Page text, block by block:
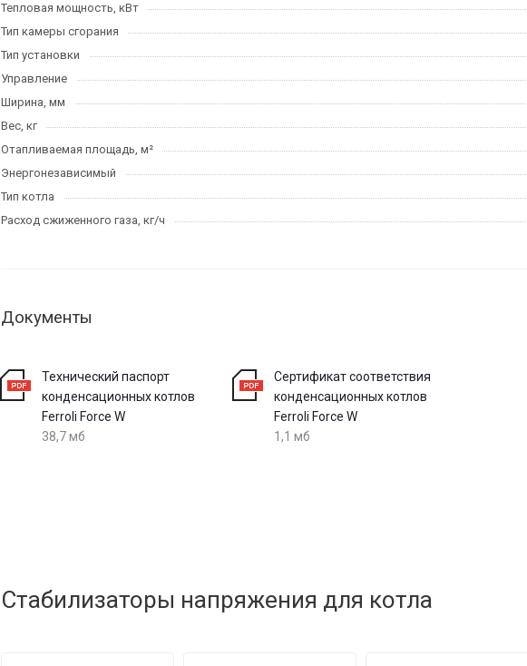
Тепловая мощность, кВт
Тип камеры сгорания
Тип установки
Управление
Ширина, мм
Вес, кг
Отапливаемая площадь, м²
Энергонезависимый
Тип котла
Расход сжиженного газа, кг/ч
Документы
Технический паспорт
конденсационных котлов
Ferroli Force W
38,7 мб
Сертификат соответствия
конденсационных котлов
Ferroli Force W
1,1 мб
Стабилизаторы напряжения для котла